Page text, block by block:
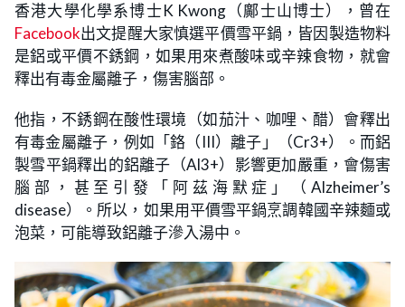
香港大學化學系博士K Kwong（鄺士山博士），曾在
Facebook出文提醒大家慎選平價雪平鍋，皆因製造物料
是鋁或平價不銹鋼，如果用來煮酸味或辛辣食物，就會
釋出有毒金屬離子，傷害腦部。
他指，不銹鋼在酸性環境（如茄汁、咖哩、醋）會釋出
有毒金屬離子，例如「鉻（III）離子」（Cr3+）。而鋁
製雪平鍋釋出的鋁離子（Al3+）影響更加嚴重，會傷害
腦部，甚至引發「阿茲海默症」（Alzheimer’s
disease）。所以，如果用平價雪平鍋烹調韓國辛辣麵或
泡菜，可能導致鋁離子滲入湯中。